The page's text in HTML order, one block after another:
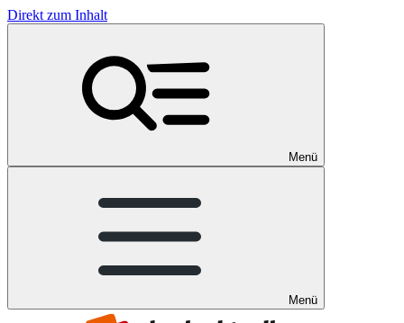
Direkt zum Inhalt
Menü
Menü